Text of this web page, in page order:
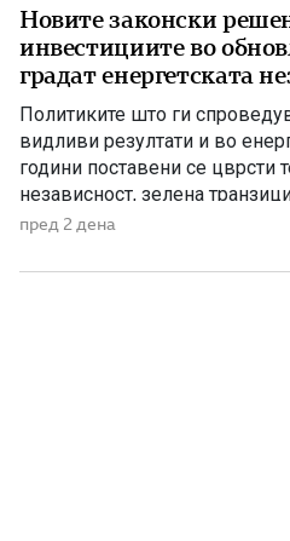
Новите законски
инвестициите во
градат енергетската
Македонија
Политиките што ги
видливи резултати и во
години поставени се цврсти
независност, зелена
систем кој ќе обезбеди
има нов Закон за
пред 2 дена